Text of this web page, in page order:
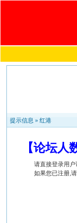
提示信息 »红港
【论坛
请直接登录用
如果您已注册,